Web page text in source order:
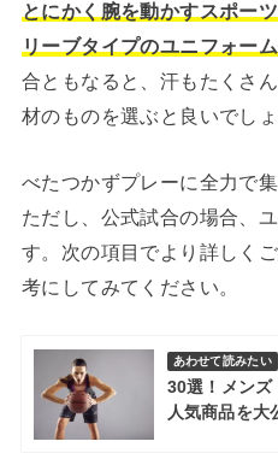
とにかく腕を動かすスポー
リーブタイプのユニフォー
合ともなると、汗もたくさ
材のものを選ぶと良いでしょ
べたつかずプレーに全力で
ただし、公式試合の場合、
す。次の項目でより詳しく
考にしてみてください。
あわせて読みたい
30選！メンズ
人気商品を大